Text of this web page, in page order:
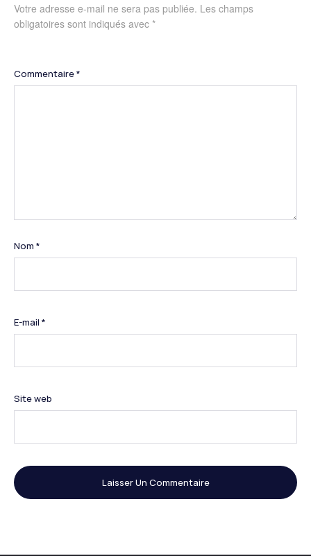
Votre adresse e-mail ne sera pas publiée. Les champs
obligatoires sont indiqués avec *
Commentaire*
Nom *
E-mail *
Site web